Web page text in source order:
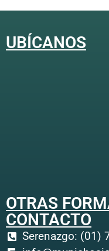
UBÍCANOS
OTRAS
CONTACTO
Serenazgo: (01)